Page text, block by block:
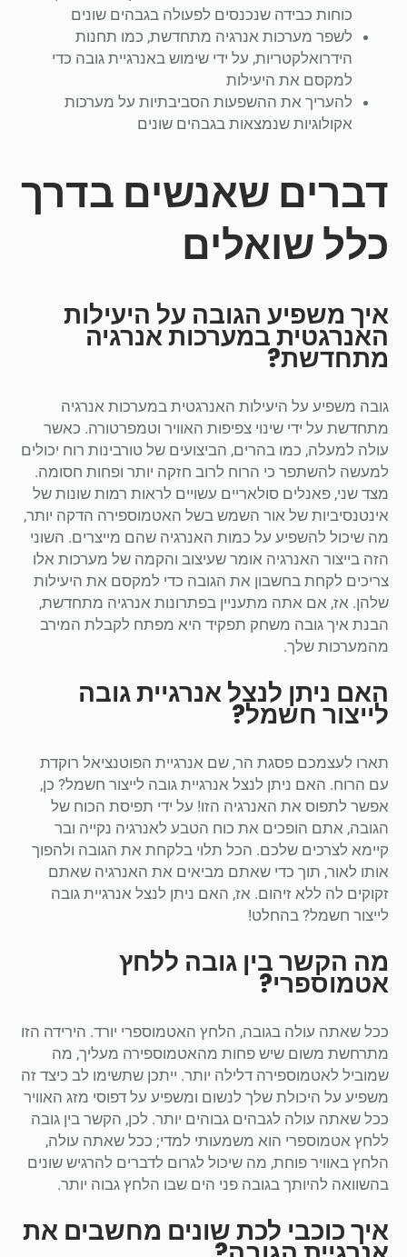
כוחות כבידה שנכנסים לפעולה בגבהים שונים
לשפר מערכות אנרגיה מתחדשת, כמו תחנות
הידרואלקטריות, על ידי שימוש באנרגיית גובה כדי
למקסם את היעילות
להעריך את ההשפעות הסביבתיות על מערכות
אקולוגיות שנמצאות בגבהים שונים
דברים שאנשים בדרך
כלל שואלים
איך משפיע הגובה על היעילות
האנרגטית במערכות אנרגיה
מתחדשת?
גובה משפיע על היעילות האנרגטית במערכות אנרגיה
מתחדשת על ידי שינוי צפיפות האוויר וטמפרטורה. כאשר
עולה למעלה, כמו בהרים, הביצועים של טורבינות רוח יכולים
למעשה להשתפר כי הרוח לרוב חזקה יותר ופחות חסומה.
מצד שני, פאנלים סולאריים עשויים לראות רמות שונות של
אינטנסיביות של אור השמש בשל האטמוספירה הדקה יותר,
מה שיכול להשפיע על כמות האנרגיה שהם מייצרים. השוני
הזה בייצור האנרגיה אומר שעיצוב והקמה של מערכות אלו
צריכים לקחת בחשבון את הגובה כדי למקסם את היעילות
שלהן. אז, אם אתה מתעניין בפתרונות אנרגיה מתחדשת,
הבנת איך גובה משחק תפקיד היא מפתח לקבלת המירב
מהמערכות שלך.
האם ניתן לנצל אנרגיית גובה
לייצור חשמל?
תארו לעצמכם פסגת הר, שם אנרגיית הפוטנציאל רוקדת
עם הרוח. האם ניתן לנצל אנרגיית גובה לייצור חשמל? כן,
אפשר לתפוס את האנרגיה הזו! על ידי תפיסת הכוח של
הגובה, אתם הופכים את כוח הטבע לאנרגיה נקייה ובר
קיימא לצרכים שלכם. הכל תלוי בלקחת את הגובה ולהפוך
אותו לאור, תוך כדי שאתם מביאים את האנרגיה שאתם
זקוקים לה ללא זיהום. אז, האם ניתן לנצל אנרגיית גובה
לייצור חשמל? בהחלט!
מה הקשר בין גובה ללחץ
אטמוספרי?
ככל שאתה עולה בגובה, הלחץ האטמוספרי יורד. הירידה הזו
מתרחשת משום שיש פחות מהאטמוספירה מעליך, מה
שמוביל לאטמוספירה דלילה יותר. ייתכן שתשימו לב כיצד זה
משפיע על היכולת שלך לנשום ומשפיע על דפוסי מזג האוויר
ככל שאתה עולה לגבהים גבוהים יותר. לכן, הקשר בין גובה
ללחץ אטמוספרי הוא משמעותי למדי; ככל שאתה עולה,
הלחץ באוויר פוחת, מה שיכול לגרום לדברים להרגיש שונים
בהשוואה להיותך בגובה פני הים שבו הלחץ גבוה יותר.
איך כוכבי לכת שונים מחשבים את